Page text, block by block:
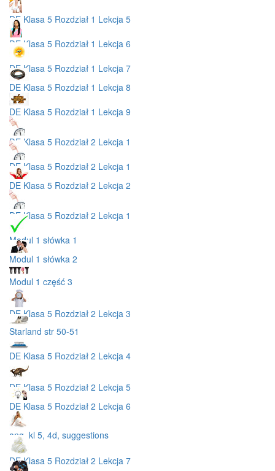
DE Klasa 5 Rozdział 1 Lekcja 5
DE Klasa 5 Rozdział 1 Lekcja 6
DE Klasa 5 Rozdział 1 Lekcja 7
DE Klasa 5 Rozdział 1 Lekcja 8
DE Klasa 5 Rozdział 1 Lekcja 9
DE Klasa 5 Rozdział 2 Lekcja 1
DE Klasa 5 Rozdział 2 Lekcja 1
DE Klasa 5 Rozdział 2 Lekcja 2
DE Klasa 5 Rozdział 2 Lekcja 1
Modul 1 słówka 1
Modul 1 słówka 2
Modul 1 część 3
DE Klasa 5 Rozdział 2 Lekcja 3
Starland str 50-51
DE Klasa 5 Rozdział 2 Lekcja 4
DE Klasa 5 Rozdział 2 Lekcja 5
DE Klasa 5 Rozdział 2 Lekcja 6
ang, kl 5, 4d, suggestions
DE Klasa 5 Rozdział 2 Lekcja 7